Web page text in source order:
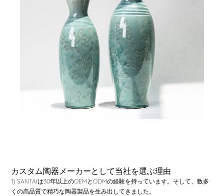
カスタム陶器メーカーとして当社を選ぶ理由
1) SANTAIは30年以上のOEMとODMの経験を持っています。そして、数多
くの高品質で精巧な陶器製品を生み出してきました。